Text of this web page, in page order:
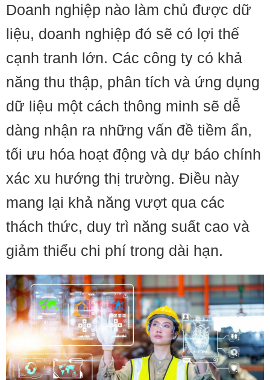
Doanh nghiệp nào làm chủ được dữ
liệu, doanh nghiệp đó sẽ có lợi thế
cạnh tranh lớn. Các công ty có khả
năng thu thập, phân tích và ứng dụng
dữ liệu một cách thông minh sẽ dễ
dàng nhận ra những vấn đề tiềm ẩn,
tối ưu hóa hoạt động và dự báo chính
xác xu hướng thị trường. Điều này
mang lại khả năng vượt qua các
thách thức, duy trì năng suất cao và
giảm thiểu chi phí trong dài hạn.